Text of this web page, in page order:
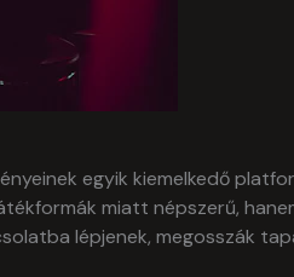
egyik kiemelkedő
miatt népszerű,
lépjenek, megosszák